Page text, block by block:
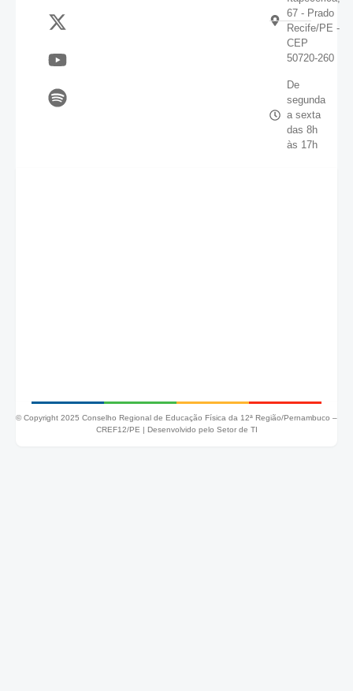
67 - Prado
Recife/PE -
CEP
50720-260
De
segunda
a sexta
das 8h
às 17h
© Copyright 2025 Conselho Regional de Educação Física da 12ª Região/Pernambuco –
CREF12/PE | Desenvolvido pelo Setor de TI